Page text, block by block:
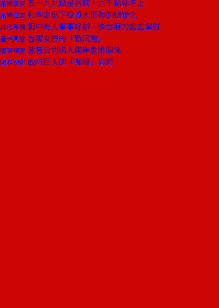
產業風雲 五一九九點是谷底，六千點站不上
產業風雲 利率走低下投資大形勢的總變化
其他專欄 朝中有人事事好辦，後台無力處處掣肘
產業風雲 台灣女性的「新玩物」
國際視窗 波音公司陷入兩岸危險關係
國際視窗 飲料巨人的「咖啡」恩怨